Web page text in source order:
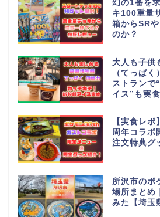
幻の1番を
キ100重量
箱からSR
のか？
大人も子供
（てっぱ
ストランで
イス”も実食
【実食レ
周年コラボ
注文特典グ
所沢市のポ
場所まとめ
みた【埼玉